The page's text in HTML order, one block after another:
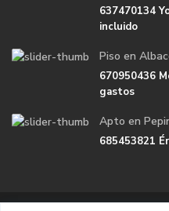
637470134
incluido
Piso en
670950436
gastos
Apto en
685453821